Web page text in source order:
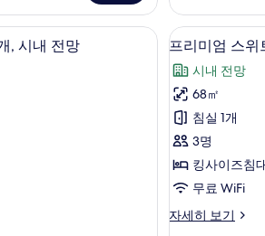
시
내
전
망
사
진
모
두
보
기
킹
사
이
침
대
개,
시
내
전
망
세
스튜디오, 킹사이즈침대 1개, 시내 전망 | 객실에서
, 시내 전망
프
리
미
엄
스
위
트,
실
6
프리미엄 스위
시내 전망
68㎡
침실 1개
3명
킹사이즈침
무료 WiFi
자세히 보기
프